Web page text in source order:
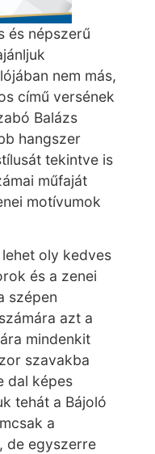
és népszerű
nem más,
című versének
Balázs
hangszer
tekintve is
műfaját
motívumok
oly kedves
és a zenei
szépen
azt a
mindenkit
szavakba
dal képes
tehát a Bájoló
a
de egyszerre